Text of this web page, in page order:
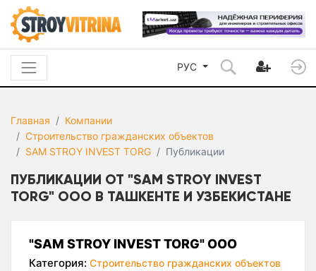
РУС
Главная
Компании
Строительство гражданских объектов
SAM STROY INVEST TORG
Публикации
ПУБЛИКАЦИИ ОТ "SAM STROY INVEST
TORG" ООО В ТАШКЕНТЕ И УЗБЕКИСТАНЕ
"SAM STROY INVEST TORG" ООО
Категория: Строительство гражданских объектов